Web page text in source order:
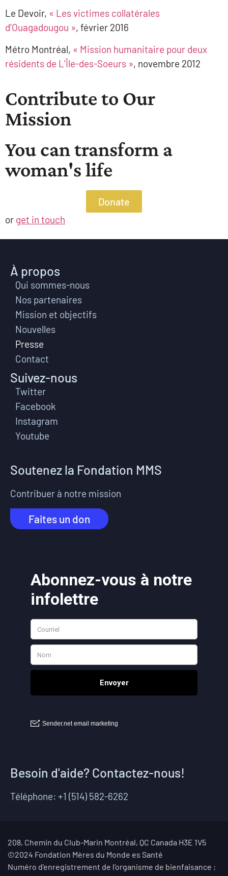
Le Devoir, « Les victimes collatérales
d’Ouagadougou », février 2016
Métro Montréal, « Mission humanitaire pour deux
résidents de L’Île-des-Soeurs », novembre 2012
Contribute to Our
Mission
You can transform a
woman's life
Donate
or get in touch
À propos
Qui sommes-nous
Nos partenaires
Mission et objectifs
Nouvelles
Presse
Contact
Suivez-nous
Twitter
Facebook
Instagram
Youtube
Soutenez la Fondation MMS
Contribuer à notre mission
Faites un don
Besoin d'aide? Contactez-nous!
Téléphone: +1 (514) 582-6262
208, Chemin du Club-Marin Montréal, QC Canada H3E 1V5
©2024 Fondation Mères du Monde es Santé
Numéro d’enregistrement de l’organisme de bienfaisance :